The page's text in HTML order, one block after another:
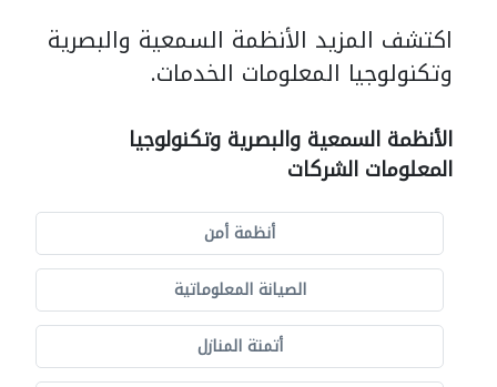
اكتشف المزيد الأنظمة السمعية والبصرية
وتكنولوجيا المعلومات الخدمات.
الأنظمة السمعية والبصرية وتكنولوجيا
المعلومات الشركات
أنظمة أمن
الصيانة المعلوماتية
أتمتة المنازل